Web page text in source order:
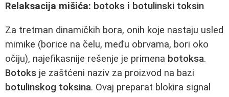
Relaksacija mišića: botoks i botulinski toksin
Za tretman dinamičkih bora, onih koje nastaju usled
mimike (borice na čelu, među obrvama, bori oko
očiju), najefikasnije rešenje je primena botoksa.
Botoks je zaštćeni naziv za proizvod na bazi
botulinskog toksina. Ovaj preparat blokira signal